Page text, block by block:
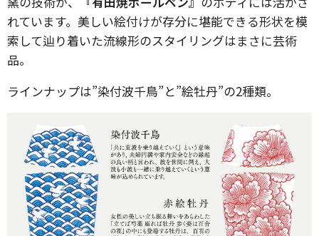
れています。美しい絵付けが存分に堪能できる形状を模
索して辿り着いた流線形のスタイリングはまさに芸術
品。
ラインナップは”染付波千鳥”と”絵牡丹”の2種類。